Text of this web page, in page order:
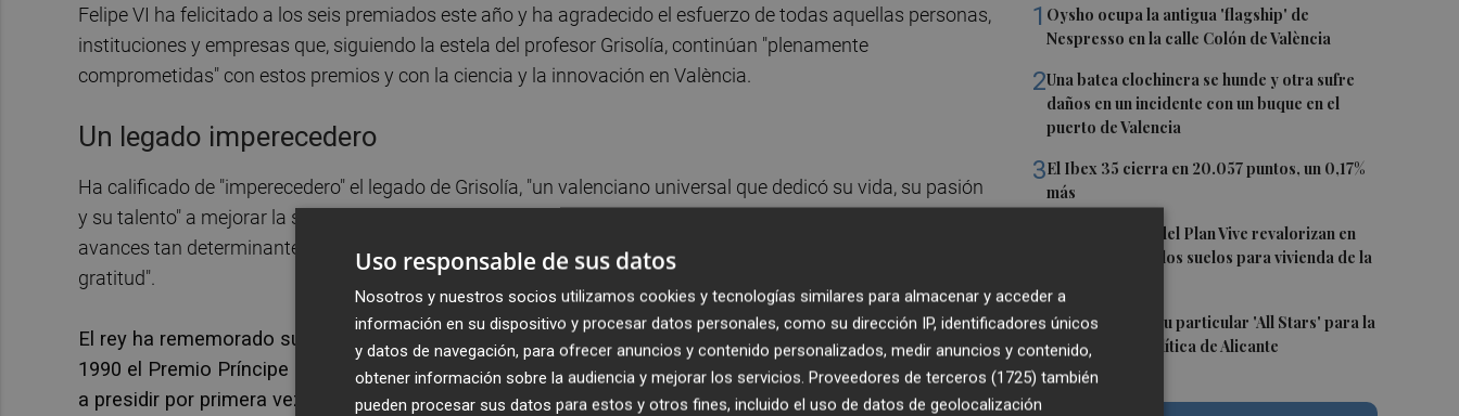
1 Oysho ocupa la antigua 'flagship' de
Nespresso en la calle Colón de València
2Una batea clochinera se hunde y otra sufre
daños en un incidente con un buque en el
puerto de Valencia
3El Ibex 35 cierra en 20.057 puntos, un 0,17%
más
Los concursos del Plan Vive revalorizan en
casi 12 millones los suelos para vivienda de la
5 El PSPV ultima su particular 'All Stars' para la
Conferencia Política de Alicante
Felipe VI ha felicitado a los seis premiados este año y ha agradecido el esfuerzo de todas aquellas personas,
instituciones y empresas que, siguiendo la estela del profesor Grisolía, continúan "plenamente
comprometidas" con estos premios y con la ciencia y la innovación en València.
Un legado imperecedero
Ha calificado de "imperecedero" el legado de Grisolía, "un valenciano universal que dedicó su vida, su pasión
y su talento" a mejorar la sociedad a través de la ciencia y "un visionario" que se anticipó al futuro con
avances tan determinantes como el 'Proyecto Genoma Humano', al que recuerda con "afecto, admiración y
gratitud".
El rey ha rememorado su relación con Grisolía, que comenzó hace tres décadas cuando le entregó en
1990 el Premio Príncipe de Asturias de Investigación Científica y Técnica, y poco antes vino a València
a presidir por primera vez la ceremonia de los Premios Rei Jaume I, tras la que ha regresado en varias
Uso responsable de sus datos
Nosotros y nuestros socios utilizamos cookies y tecnologías similares para almacenar y acceder a
información en su dispositivo y procesar datos personales, como su dirección IP, identificadores únicos
y datos de navegación, para ofrecer anuncios y contenido personalizados, medir anuncios y contenido,
obtener información sobre la audiencia y mejorar los servicios. Proveedores de terceros (1725) también
pueden procesar sus datos para estos y otros fines, incluido el uso de datos de geolocalización